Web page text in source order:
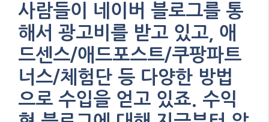
사람들이 네이버 블로그를 통
해서 광고비를 받고 있고, 애
드센스/애드포스트/쿠팡파트
너스/체험단 등 다양한 방법
으로 수입을 얻고 있죠. 수익